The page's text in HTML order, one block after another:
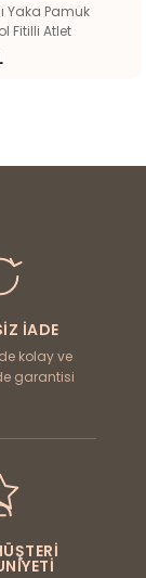
Yaka Pamuk
Fitilli Atlet
İADE
kolay ve
garantisi